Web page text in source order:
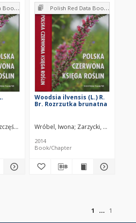
flowering plants
Ewa Malicki, Marek
Polish Red Data Book of Plants : Pteridophytes and flowering plants
Woodsia ilvensis (L.) R.
Br. Rozrzutka brunatna
Wróbel, Iwona Zarzycki, Kazimierz
2014
Book/Chapter
1
1